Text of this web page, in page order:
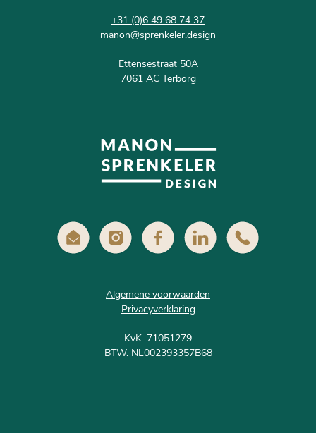
+31 (0)6 49 68 74 37
manon@sprenkeler.design
Ettensestraat 50A
7061 AC Terborg
Algemene voorwaarden
Privacyverklaring
KvK. 71051279
BTW. NL002393357B68